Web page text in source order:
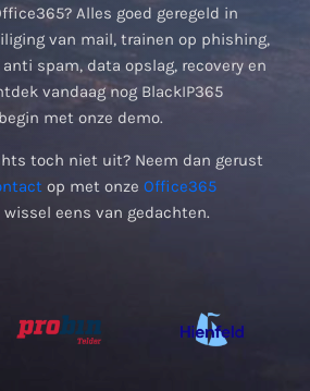
Alles goed geregeld in
van mail, trainen op phishing,
spam, data opslag, recovery en
vandaag nog BlackIP365
met onze demo.
toch niet uit? Neem dan gerust
op met onze Office365
wissel eens van gedachten.